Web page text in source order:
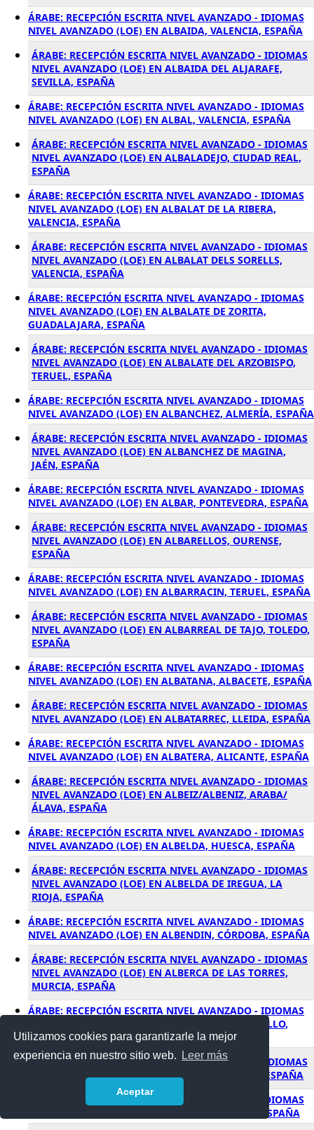
Utilizamos cookies para garantizarle la mejor
experiencia en nuestro sitio web.
Leer más
Aceptar
ÁRABE: RECEPCIÓN ESCRITA NIVEL AVANZADO - IDIOMAS
NIVEL AVANZADO (LOE) EN ALBAIDA, VALENCIA, ESPAÑA
ÁRABE: RECEPCIÓN ESCRITA NIVEL AVANZADO - IDIOMAS
NIVEL AVANZADO (LOE) EN ALBAIDA DEL ALJARAFE,
SEVILLA, ESPAÑA
ÁRABE: RECEPCIÓN ESCRITA NIVEL AVANZADO - IDIOMAS
NIVEL AVANZADO (LOE) EN ALBAL, VALENCIA, ESPAÑA
ÁRABE: RECEPCIÓN ESCRITA NIVEL AVANZADO - IDIOMAS
NIVEL AVANZADO (LOE) EN ALBALADEJO, CIUDAD REAL,
ESPAÑA
ÁRABE: RECEPCIÓN ESCRITA NIVEL AVANZADO - IDIOMAS
NIVEL AVANZADO (LOE) EN ALBALAT DE LA RIBERA,
VALENCIA, ESPAÑA
ÁRABE: RECEPCIÓN ESCRITA NIVEL AVANZADO - IDIOMAS
NIVEL AVANZADO (LOE) EN ALBALAT DELS SORELLS,
VALENCIA, ESPAÑA
ÁRABE: RECEPCIÓN ESCRITA NIVEL AVANZADO - IDIOMAS
NIVEL AVANZADO (LOE) EN ALBALATE DE ZORITA,
GUADALAJARA, ESPAÑA
ÁRABE: RECEPCIÓN ESCRITA NIVEL AVANZADO - IDIOMAS
NIVEL AVANZADO (LOE) EN ALBALATE DEL ARZOBISPO,
TERUEL, ESPAÑA
ÁRABE: RECEPCIÓN ESCRITA NIVEL AVANZADO - IDIOMAS
NIVEL AVANZADO (LOE) EN ALBANCHEZ, ALMERÍA, ESPAÑA
ÁRABE: RECEPCIÓN ESCRITA NIVEL AVANZADO - IDIOMAS
NIVEL AVANZADO (LOE) EN ALBANCHEZ DE MAGINA,
JAÉN, ESPAÑA
ÁRABE: RECEPCIÓN ESCRITA NIVEL AVANZADO - IDIOMAS
NIVEL AVANZADO (LOE) EN ALBAR, PONTEVEDRA, ESPAÑA
ÁRABE: RECEPCIÓN ESCRITA NIVEL AVANZADO - IDIOMAS
NIVEL AVANZADO (LOE) EN ALBARELLOS, OURENSE,
ESPAÑA
ÁRABE: RECEPCIÓN ESCRITA NIVEL AVANZADO - IDIOMAS
NIVEL AVANZADO (LOE) EN ALBARRACIN, TERUEL, ESPAÑA
ÁRABE: RECEPCIÓN ESCRITA NIVEL AVANZADO - IDIOMAS
NIVEL AVANZADO (LOE) EN ALBARREAL DE TAJO, TOLEDO,
ESPAÑA
ÁRABE: RECEPCIÓN ESCRITA NIVEL AVANZADO - IDIOMAS
NIVEL AVANZADO (LOE) EN ALBATANA, ALBACETE, ESPAÑA
ÁRABE: RECEPCIÓN ESCRITA NIVEL AVANZADO - IDIOMAS
NIVEL AVANZADO (LOE) EN ALBATARREC, LLEIDA, ESPAÑA
ÁRABE: RECEPCIÓN ESCRITA NIVEL AVANZADO - IDIOMAS
NIVEL AVANZADO (LOE) EN ALBATERA, ALICANTE, ESPAÑA
ÁRABE: RECEPCIÓN ESCRITA NIVEL AVANZADO - IDIOMAS
NIVEL AVANZADO (LOE) EN ALBEIZ/ALBENIZ, ARABA/
ÁLAVA, ESPAÑA
ÁRABE: RECEPCIÓN ESCRITA NIVEL AVANZADO - IDIOMAS
NIVEL AVANZADO (LOE) EN ALBELDA, HUESCA, ESPAÑA
ÁRABE: RECEPCIÓN ESCRITA NIVEL AVANZADO - IDIOMAS
NIVEL AVANZADO (LOE) EN ALBELDA DE IREGUA, LA
RIOJA, ESPAÑA
ÁRABE: RECEPCIÓN ESCRITA NIVEL AVANZADO - IDIOMAS
NIVEL AVANZADO (LOE) EN ALBENDIN, CÓRDOBA, ESPAÑA
ÁRABE: RECEPCIÓN ESCRITA NIVEL AVANZADO - IDIOMAS
NIVEL AVANZADO (LOE) EN ALBERCA DE LAS TORRES,
MURCIA, ESPAÑA
ÁRABE: RECEPCIÓN ESCRITA NIVEL AVANZADO - IDIOMAS
NIVEL AVANZADO (LOE) EN ALBERCHE DEL CAUDILLO,
TOLEDO, ESPAÑA
ÁRABE: RECEPCIÓN ESCRITA NIVEL AVANZADO - IDIOMAS
NIVEL AVANZADO (LOE) EN ALBERIC, VALENCIA, ESPAÑA
ÁRABE: RECEPCIÓN ESCRITA NIVEL AVANZADO - IDIOMAS
NIVEL AVANZADO (LOE) EN ALBERITE, LA RIOJA, ESPAÑA